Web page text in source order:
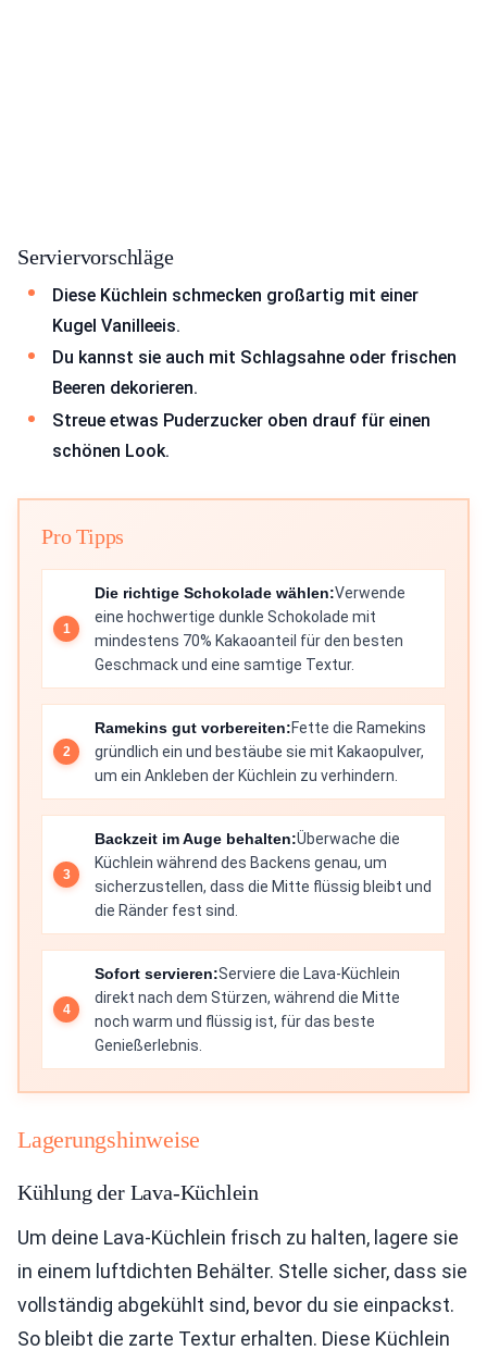
Serviervorschläge
Diese Küchlein schmecken großartig mit einer
Kugel Vanilleeis.
Du kannst sie auch mit Schlagsahne oder frischen
Beeren dekorieren.
Streue etwas Puderzucker oben drauf für einen
schönen Look.
Pro Tipps
Die richtige Schokolade wählen:Verwende
eine hochwertige dunkle Schokolade mit
mindestens 70% Kakaoanteil für den besten
Geschmack und eine samtige Textur.
Ramekins gut vorbereiten:Fette die Ramekins
gründlich ein und bestäube sie mit Kakaopulver,
um ein Ankleben der Küchlein zu verhindern.
Backzeit im Auge behalten:Überwache die
Küchlein während des Backens genau, um
sicherzustellen, dass die Mitte flüssig bleibt und
die Ränder fest sind.
Sofort servieren:Serviere die Lava-Küchlein
direkt nach dem Stürzen, während die Mitte
noch warm und flüssig ist, für das beste
Genießerlebnis.
Lagerungshinweise
Kühlung der Lava-Küchlein
Um deine Lava-Küchlein frisch zu halten, lagere sie
in einem luftdichten Behälter. Stelle sicher, dass sie
vollständig abgekühlt sind, bevor du sie einpackst.
So bleibt die zarte Textur erhalten. Diese Küchlein